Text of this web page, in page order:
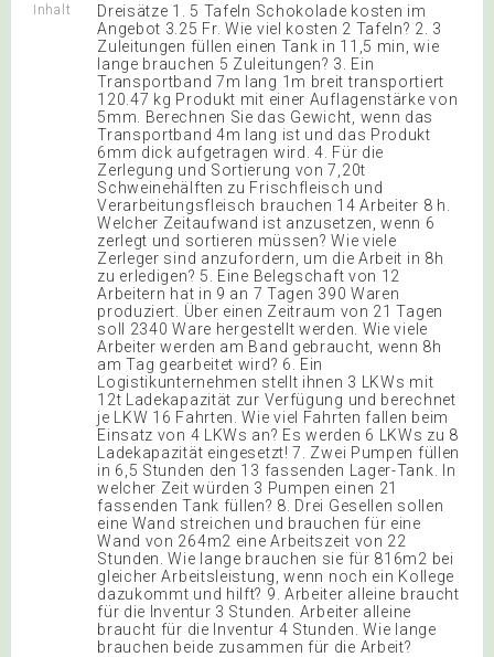
Inhalt
Dreisätze 1. 5 Tafeln Schokolade kosten im
Angebot 3.25 Fr. Wie viel kosten 2 Tafeln? 2. 3
Zuleitungen füllen einen Tank in 11,5 min, wie
lange brauchen 5 Zuleitungen? 3. Ein
Transportband 7m lang 1m breit transportiert
120.47 kg Produkt mit einer Auflagenstärke von
5mm. Berechnen Sie das Gewicht, wenn das
Transportband 4m lang ist und das Produkt
6mm dick aufgetragen wird. 4. Für die
Zerlegung und Sortierung von 7,20t
Schweinehälften zu Frischfleisch und
Verarbeitungsfleisch brauchen 14 Arbeiter 8 h.
Welcher Zeitaufwand ist anzusetzen, wenn 6
zerlegt und sortieren müssen? Wie viele
Zerleger sind anzufordern, um die Arbeit in 8h
zu erledigen? 5. Eine Belegschaft von 12
Arbeitern hat in 9 an 7 Tagen 390 Waren
produziert. Über einen Zeitraum von 21 Tagen
soll 2340 Ware hergestellt werden. Wie viele
Arbeiter werden am Band gebraucht, wenn 8h
am Tag gearbeitet wird? 6. Ein
Logistikunternehmen stellt ihnen 3 LKWs mit
12t Ladekapazität zur Verfügung und berechnet
je LKW 16 Fahrten. Wie viel Fahrten fallen beim
Einsatz von 4 LKWs an? Es werden 6 LKWs zu 8
Ladekapazität eingesetzt! 7. Zwei Pumpen füllen
in 6,5 Stunden den 13 fassenden Lager-Tank. In
welcher Zeit würden 3 Pumpen einen 21
fassenden Tank füllen? 8. Drei Gesellen sollen
eine Wand streichen und brauchen für eine
Wand von 264m2 eine Arbeitszeit von 22
Stunden. Wie lange brauchen sie für 816m2 bei
gleicher Arbeitsleistung, wenn noch ein Kollege
dazukommt und hilft? 9. Arbeiter alleine braucht
für die Inventur 3 Stunden. Arbeiter alleine
braucht für die Inventur 4 Stunden. Wie lange
brauchen beide zusammen für die Arbeit?